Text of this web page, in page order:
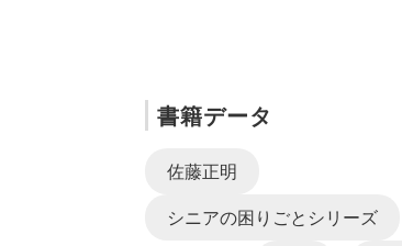
書籍データ
佐藤正明
シニアの困りごとシリーズ